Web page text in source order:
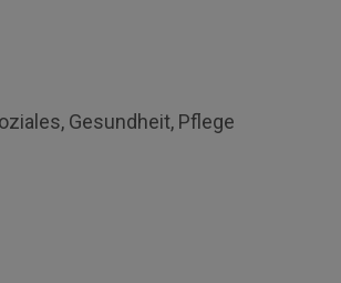
Gesundheit, Pflege